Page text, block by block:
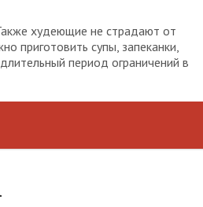
худеющие не страдают от
приготовить супы, запеканки,
период ограничений в